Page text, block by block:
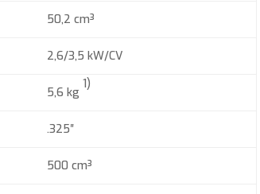
50,2 cm³
2,6/3,5 kW/CV
5,6 kg
1)
.325″
500 cm³